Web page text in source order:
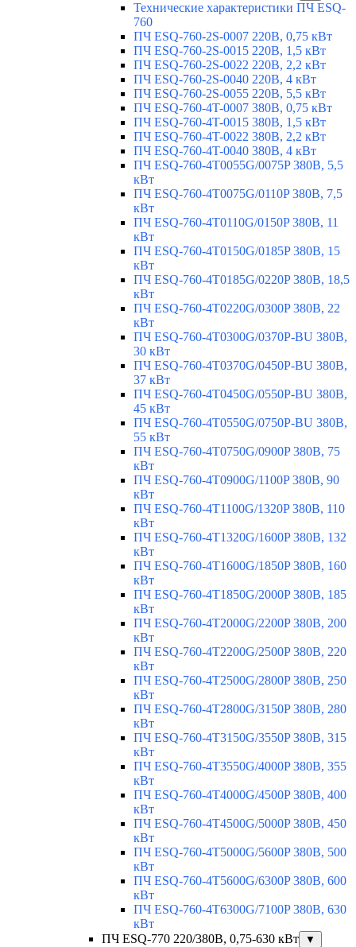
Технические характеристики ПЧ ESQ-
760
ПЧ ESQ-760-2S-0007 220В, 0,75 кВт
ПЧ ESQ-760-2S-0015 220В, 1,5 кВт
ПЧ ESQ-760-2S-0022 220В, 2,2 кВт
ПЧ ESQ-760-2S-0040 220В, 4 кВт
ПЧ ESQ-760-2S-0055 220В, 5,5 кВт
ПЧ ESQ-760-4T-0007 380В, 0,75 кВт
ПЧ ESQ-760-4T-0015 380В, 1,5 кВт
ПЧ ESQ-760-4T-0022 380В, 2,2 кВт
ПЧ ESQ-760-4T-0040 380В, 4 кВт
ПЧ ESQ-760-4T0055G/0075P 380В, 5,5
кВт
ПЧ ESQ-760-4T0075G/0110P 380В, 7,5
кВт
ПЧ ESQ-760-4T0110G/0150P 380В, 11
кВт
ПЧ ESQ-760-4T0150G/0185P 380В, 15
кВт
ПЧ ESQ-760-4T0185G/0220P 380В, 18,5
кВт
ПЧ ESQ-760-4T0220G/0300P 380В, 22
кВт
ПЧ ESQ-760-4T0300G/0370P-BU 380В,
30 кВт
ПЧ ESQ-760-4T0370G/0450P-BU 380В,
37 кВт
ПЧ ESQ-760-4T0450G/0550P-BU 380В,
45 кВт
ПЧ ESQ-760-4T0550G/0750P-BU 380В,
55 кВт
ПЧ ESQ-760-4T0750G/0900P 380В, 75
кВт
ПЧ ESQ-760-4T0900G/1100P 380В, 90
кВт
ПЧ ESQ-760-4T1100G/1320P 380В, 110
кВт
ПЧ ESQ-760-4T1320G/1600P 380В, 132
кВт
ПЧ ESQ-760-4T1600G/1850P 380В, 160
кВт
ПЧ ESQ-760-4T1850G/2000P 380В, 185
кВт
ПЧ ESQ-760-4T2000G/2200P 380В, 200
кВт
ПЧ ESQ-760-4T2200G/2500P 380В, 220
кВт
ПЧ ESQ-760-4T2500G/2800P 380В, 250
кВт
ПЧ ESQ-760-4T2800G/3150P 380В, 280
кВт
ПЧ ESQ-760-4T3150G/3550P 380В, 315
кВт
ПЧ ESQ-760-4T3550G/4000P 380В, 355
кВт
ПЧ ESQ-760-4T4000G/4500P 380В, 400
кВт
ПЧ ESQ-760-4T4500G/5000P 380В, 450
кВт
ПЧ ESQ-760-4T5000G/5600P 380В, 500
кВт
ПЧ ESQ-760-4T5600G/6300P 380В, 600
кВт
ПЧ ESQ-760-4T6300G/7100P 380В, 630
кВт
ПЧ ESQ-770 220/380В, 0,75-630 кВт
▼